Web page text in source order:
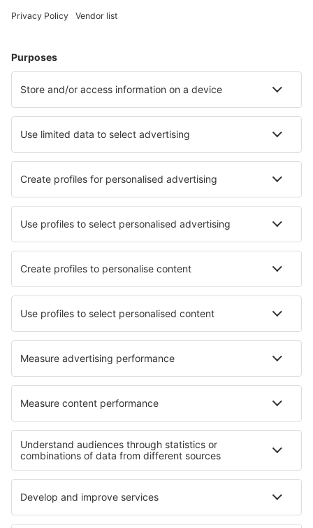
Cele mai căutate cazări de către utilizatorii eSky
Cazare în Barcelona
Cazare în Marbella Cazare în Madrid
Cazare în Villajoyosa Cazare în San Javier
Cazare în Alhaurin de la Torre Cazare în Calella De Palafrugell
Cele mai bune locuri de cazare - orașe
Cazare în Babice Cazare în Ålshult Cazare în Raisting
Cazare în Frý Cazare în Hollebeke
Cazare în Melvindale Cazare în Sandanski
Cele mai bune locuri de cazare - regiuni
Cazare în Sierra Nevada Cazare in Țara Bascilor
Cazare in Menorca Cazare in El Hierro
Cazare in Costa Dorada
Cazare in Baja California Cazare în Jersey